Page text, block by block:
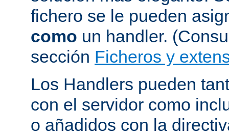
fichero se le pueden
como un handler.
sección Ficheros y
Los Handlers pueden
con el servidor como
o añadidos con la